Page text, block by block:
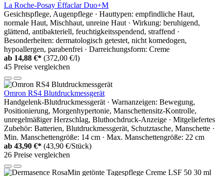
La Roche-Posay Effaclar Duo+M
Gesichtspflege, Augenpflege · Hauttypen: empfindliche Haut,
normale Haut, Mischhaut, unreine Haut · Wirkung: beruhigend,
glättend, antibakteriell, feuchtigkeitsspendend, straffend ·
Besonderheiten: dermatologisch getestet, nicht komedogen,
hypoallergen, parabenfrei · Darreichungsform: Creme
ab 14,88 €* (372,00 €/l)
45 Preise vergleichen
Omron RS4 Blutdruckmessgerät
Handgelenk-Blutdruckmessgerät · Warnanzeigen: Bewegung,
Positionierung, Morgenhypertonie, Manschettensitz-Kontrolle,
unregelmäßiger Herzschlag, Bluthochdruck-Anzeige · Mitgeliefertes
Zubehör: Batterien, Blutdruckmessgerät, Schutztasche, Manschette ·
Min. Manschettengröße: 14 cm · Max. Manschettengröße: 22 cm
ab 43,90 €* (43,90 €/Stück)
26 Preise vergleichen